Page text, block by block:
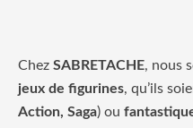
Chez SABRETACHE, nous
jeux de figurines, qu’ils
Action, Saga) ou